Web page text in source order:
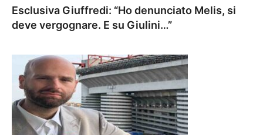
Esclusiva Giuffredi: “Ho denunciato Melis, si
deve vergognare. E su Giulini…”